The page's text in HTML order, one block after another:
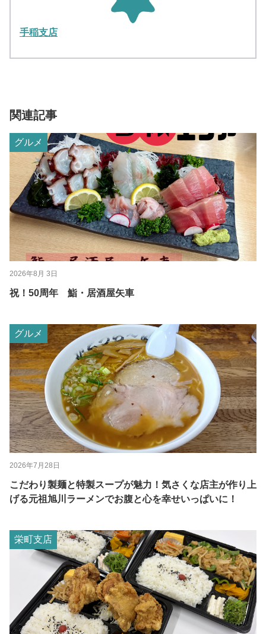
手稲支店
関連記事
グルメ
2026年8月 3日
祝！50周年 鮨・居酒屋矢車
グルメ
2026年7月28日
こだわり製麺と特製スープが魅力！気さくな店主が作り上
げる元祖旭川ラーメンでお腹と心を幸せいっぱいに！
栄町支店